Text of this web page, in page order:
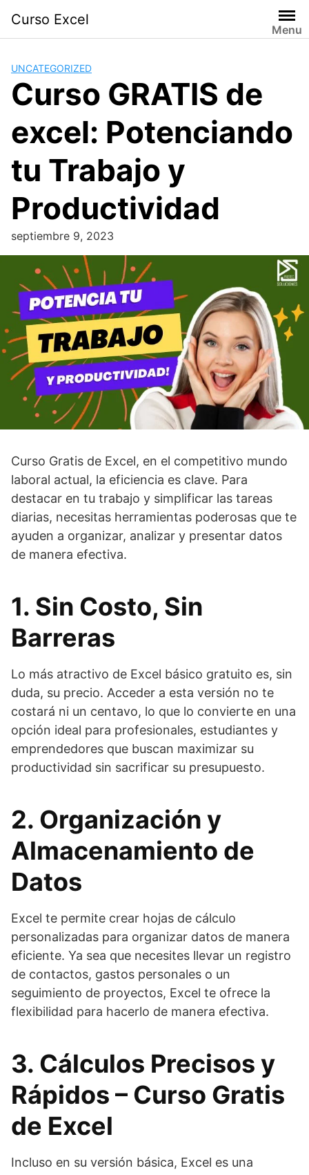
content
Curso Excel
Menu
UNCATEGORIZED
Curso GRATIS de
excel: Potenciando
tu Trabajo y
Productividad
septiembre 9, 2023
Curso Gratis de Excel, en el competitivo mundo
laboral actual, la eficiencia es clave. Para
destacar en tu trabajo y simplificar las tareas
diarias, necesitas herramientas poderosas que te
ayuden a organizar, analizar y presentar datos
de manera efectiva.
1. Sin Costo, Sin
Barreras
Lo más atractivo de Excel básico gratuito es, sin
duda, su precio. Acceder a esta versión no te
costará ni un centavo, lo que lo convierte en una
opción ideal para profesionales, estudiantes y
emprendedores que buscan maximizar su
productividad sin sacrificar su presupuesto.
2. Organización y
Almacenamiento de
Datos
Excel te permite crear hojas de cálculo
personalizadas para organizar datos de manera
eficiente. Ya sea que necesites llevar un registro
de contactos, gastos personales o un
seguimiento de proyectos, Excel te ofrece la
flexibilidad para hacerlo de manera efectiva.
3. Cálculos Precisos y
Rápidos – Curso Gratis
de Excel
Incluso en su versión básica, Excel es una